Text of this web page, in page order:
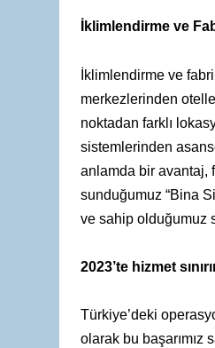
İklimlendirme ve
İklimlendirme ve
merkezlerinden
noktadan farklı
sistemlerinden
anlamda bir avantaj,
sunduğumuz “Bina
ve sahip olduğumuz
2023’te hizmet
Türkiye’deki
olarak bu başarımız